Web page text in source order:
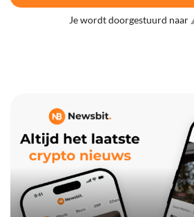
Je wordt doorgestuurd naar